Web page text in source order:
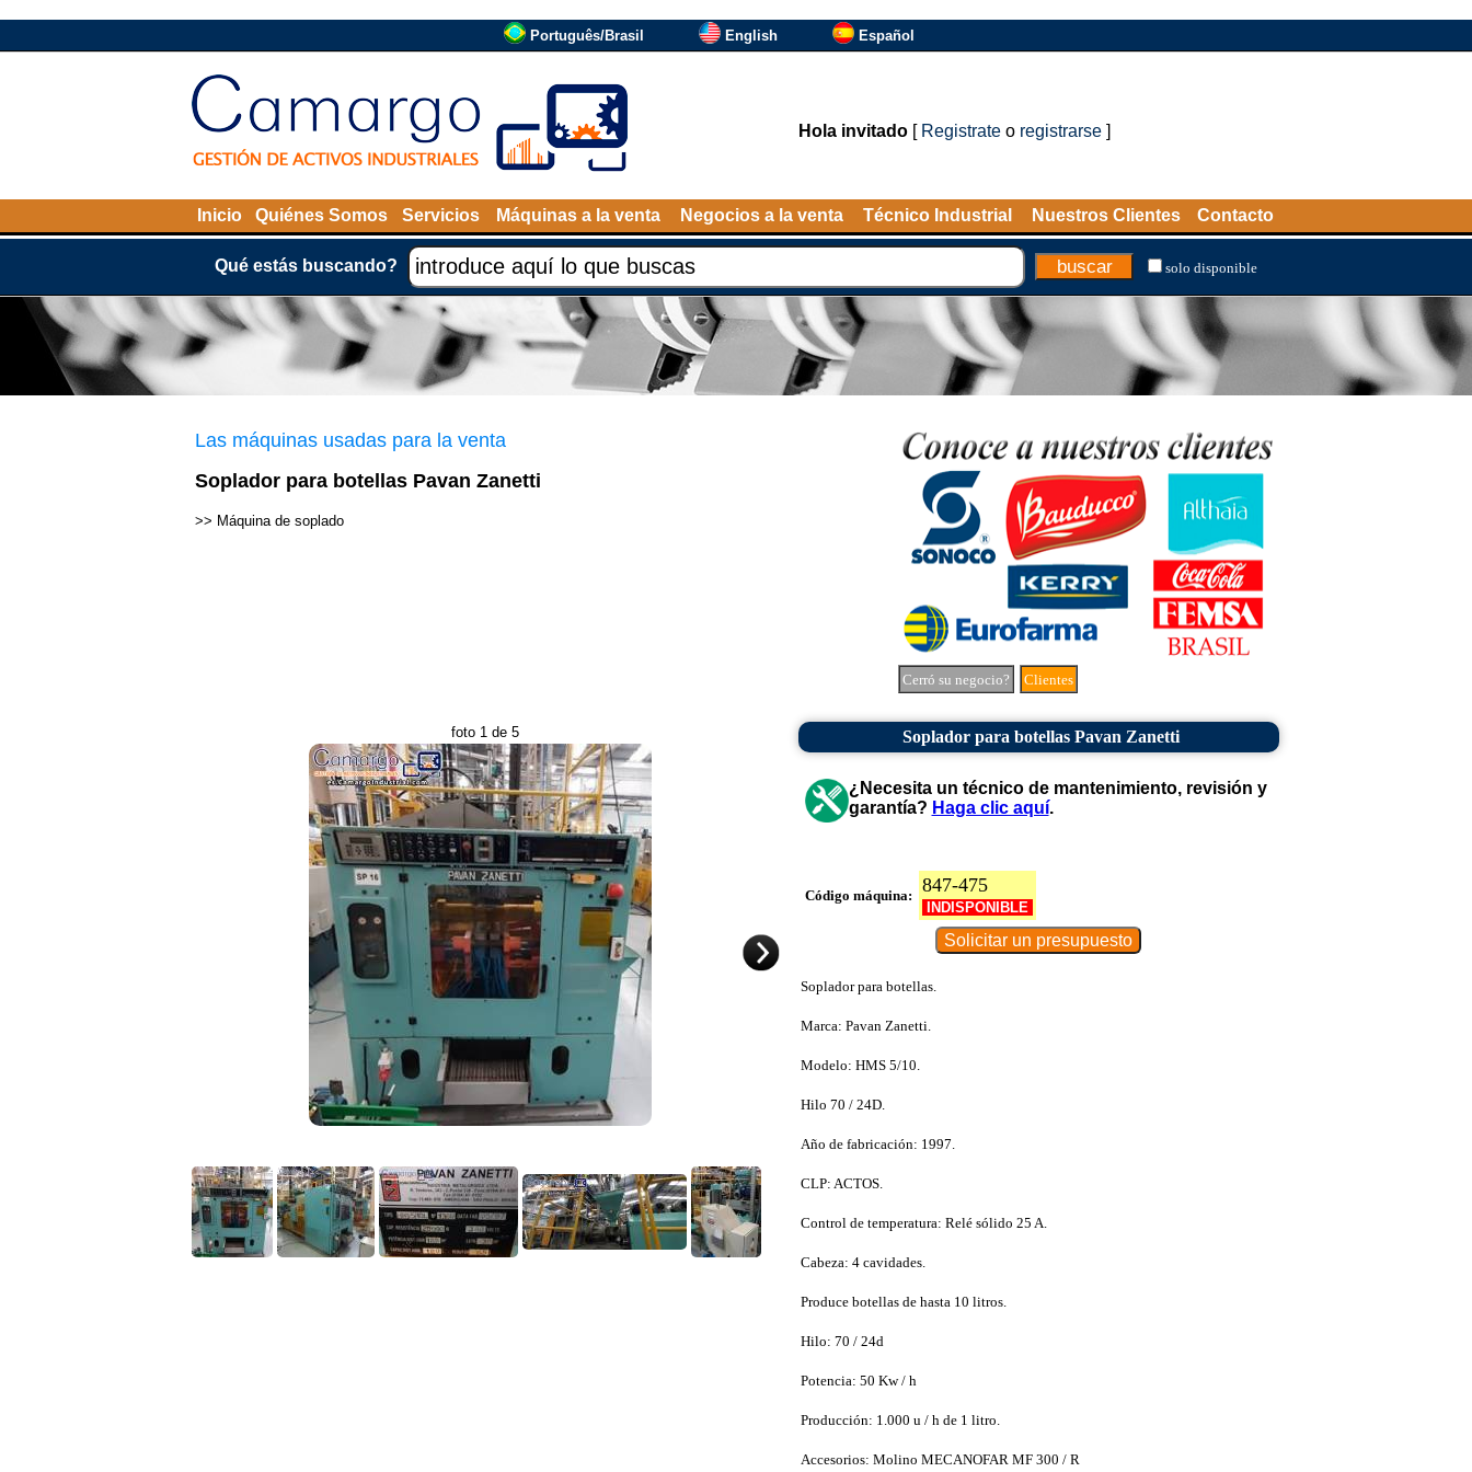
Português/Brasil English Español
Hola invitado[ Registrateo registrarse]
Inicio Quiénes Somos Servicios Máquinas a la venta Negocios a la venta Técnico Industrial Nuestros Clientes Contacto
Qué estás buscando? solo disponible
Las máquinas usadas para la venta
Soplador para botellas Pavan Zanetti
>> Máquina de soplado
Cerró su negocio? Clientes
foto 1 de 5 Soplador para botellas Pavan Zanetti
¿Necesita un técnico de mantenimiento, revisión y
garantía? Haga clic aquí.
Código máquina: 847-475
INDISPONIBLE
Soplador para botellas.
Marca: Pavan Zanetti.
Modelo: HMS 5/10.
Hilo 70 / 24D.
Año de fabricación: 1997.
CLP: ACTOS.
Control de temperatura: Relé sólido 25 A.
Cabeza: 4 cavidades.
Produce botellas de hasta 10 litros.
Hilo: 70 / 24d
Potencia: 50 Kw / h
Producción: 1.000 u / h de 1 litro.
Accesorios: Molino MECANOFAR MF 300 / R